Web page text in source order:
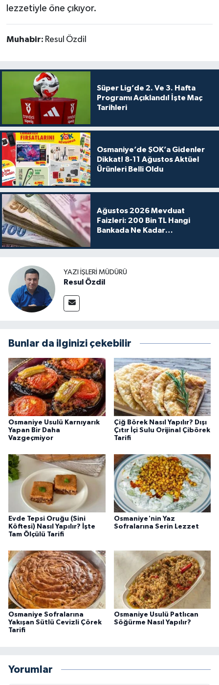
lezzetiyle öne çıkıyor.
Muhabir: Resul Özdil
Süper Lig’de 2. Ve 3. Hafta
Programı Açıklandı! İşte Maç
Tarihleri
Osmaniye’de ŞOK’a Gidenler
Dikkat! 8-11 Ağustos Aktüel
Ürünleri Belli Oldu
Ağustos 2026 Mevduat
Faizleri: 200 Bin TL Hangi
Bankada Ne Kadar
YAZI İŞLERI MÜDÜRÜ
Resul Özdil
Bunlar da ilginizi çekebilir
Osmaniye Usulü Karnıyarık
Yapan Bir Daha
Vazgeçmiyor
Çiğ Börek Nasıl Yapılır? Dışı
Çıtır İçi Sulu Orijinal Çibörek
Tarifi
Evde Tepsi Oruğu (Sini
Köftesi) Nasıl Yapılır? İşte
Tam Ölçülü Tarifi
Osmaniye'nin Yaz
Sofralarına Serin Lezzet
Osmaniye Sofralarına
Yakışan Sütlü Cevizli Çörek
Tarifi
Osmaniye Usulü Patlıcan
Söğürme Nasıl Yapılır?
Yorumlar